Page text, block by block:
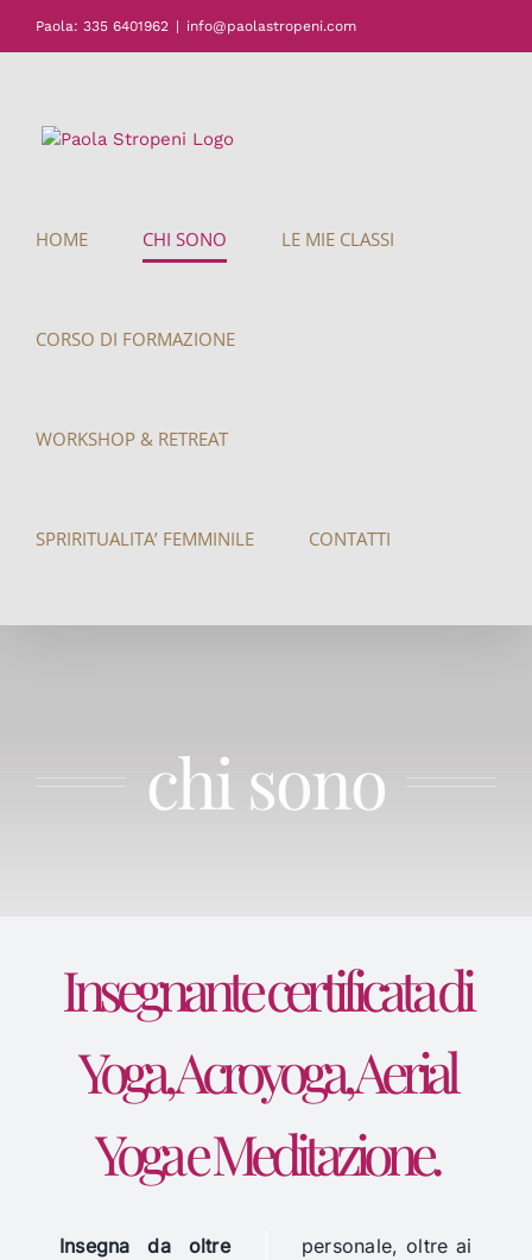
Paola: 335 6401962 | info@paolastropeni.com
HOME CHI SONO LE MIE CLASSI
CORSO DI FORMAZIONE
WORKSHOP & RETREAT
SPRIRITUALITA’ FEMMINILE CONTATTI
chi sono
Insegnante certificata di
Yoga, Acroyoga, Aerial
Yoga e Meditazione.
Insegna da oltre
personale, oltre ai